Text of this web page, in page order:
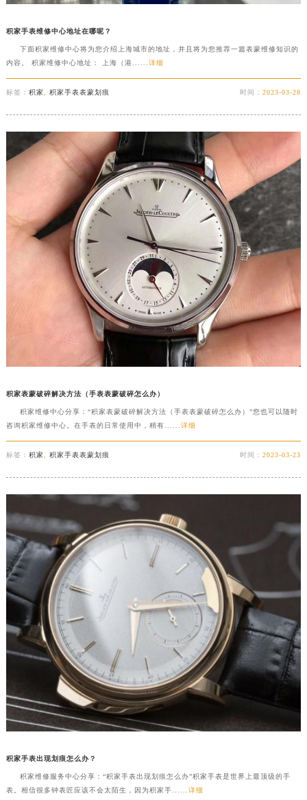
积家手表维修中心地址在哪呢？
下面积家维修中心将为您介绍上海城市的地址，并且将为您推荐一篇表蒙维修知识的
内容。 积家维修中心地址： 上海（港...... 详细
标签： 积家 积家手表表蒙划痕 时间：2023-03-28
积家表蒙破碎解决方法（手表表蒙破碎怎么办）
积家维修中心分享：“积家表蒙破碎解决方法（手表表蒙破碎怎么办）”您也可以随时
咨询积家维修中心。在手表的日常使用中，稍有......详细
标签： 积家, 积家手表表蒙划痕 时间：2023-03-23
积家手表出现划痕怎么办？
积家维修服务中心分享：“积家手表出现划痕怎么办”积家手表是世界上最顶级的手
表。相信很多钟表匠应该不会太陌生，因为积家手...... 详细